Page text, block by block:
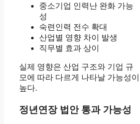
중소기업 인력난 완화 가능
성
숙련인력 전수 확대
산업별 영향 차이 발생
직무별 효과 상이
실제 영향은 산업 구조와 기업 규
모에 따라 다르게 나타날 가능성이
높다.
정년연장 법안 통과 가능성